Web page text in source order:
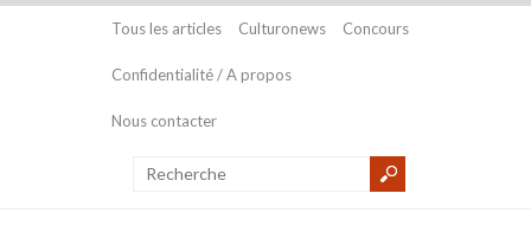
Tous les articles Culturonews Concours
Confidentialité / A propos
Nous contacter